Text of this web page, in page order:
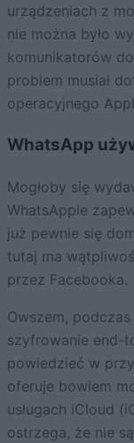
urządzeniach z
nie można było
komunikatorów
problem musiał
operacyjnego
WhatsApp
Mogłoby się
WhatsAppie
już pewnie się
tutaj ma
przez Facebooka.
Owszem,
szyfrowanie end-
powiedzieć w
oferuje bowiem
usługach iCloud
ostrzega, że nie